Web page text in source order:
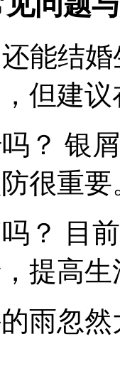
能结
但建
？ 银
很重要
？ 目
提高
雨忽